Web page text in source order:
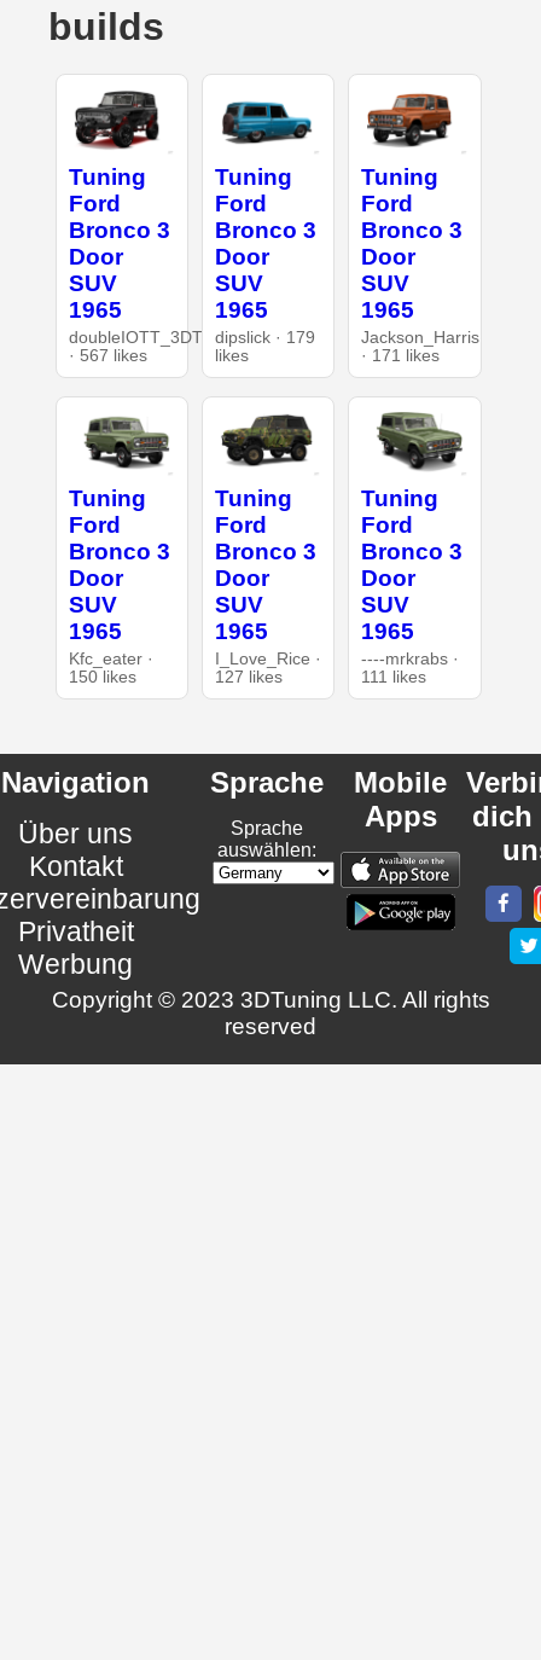
builds
Tuning
Ford
Bronco 3
Door
SUV
1965
doubleIOTT_3DT
· 567 likes
Tuning
Ford
Bronco 3
Door
SUV
1965
dipslick · 179
likes
Tuning
Ford
Bronco 3
Door
SUV
1965
Jackson_Harris
· 171 likes
Tuning
Ford
Bronco 3
Door
SUV
1965
Kfc_eater ·
150 likes
Tuning
Ford
Bronco 3
Door
SUV
1965
I_Love_Rice ·
127 likes
Tuning
Ford
Bronco 3
Door
SUV
1965
----mrkrabs ·
111 likes
Navigation
Über uns
Kontakt
Privatheit
Werbung
Sprache
Sprache
auswählen:
Mobile
Apps
dich
Copyright © 2023 3DTuning LLC. All rights
reserved